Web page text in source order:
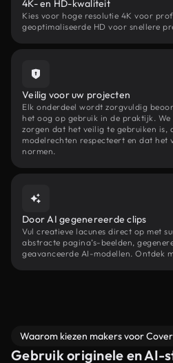
4K- en HD-kwaliteit
Kies voor hoge resolutie 4K voor
geoptimaliseerde HD voor snellere
Veilig voor uw projecten
Elk onderdeel wordt zorgvuldig
het oog op gebruik in de praktijk.
zorgen dat het veilig te gebruiken is,
modelrechten respecteert en dat het
normen.
Door AI gegenereerde clips
Vul creatieve lacunes direct op met
abstracte pagina’s-beelden,
geavanceerde AI-modellen. Ontdek
Waarom kiezen makers voor
Gebruik originele en AI-